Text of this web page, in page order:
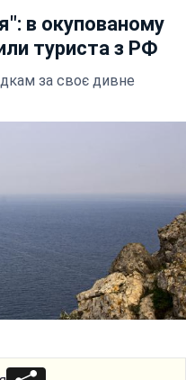
в окупованому
туриста з РФ
за своє дивне